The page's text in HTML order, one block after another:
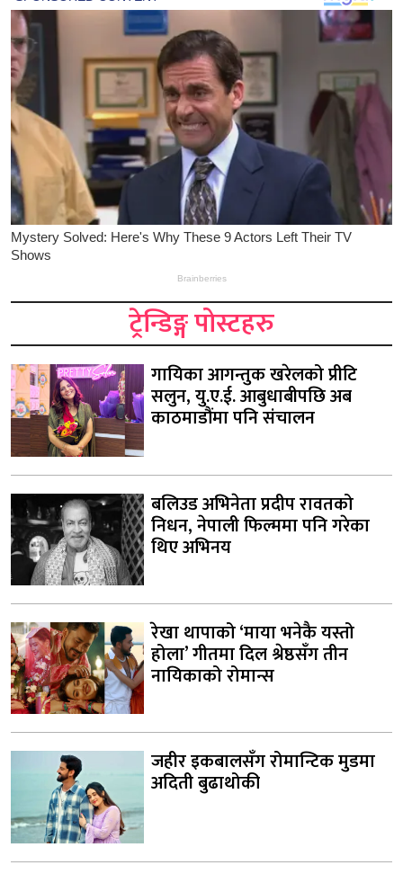
ट्रेन्डिङ्ग पोस्टहरु
गायिका आगन्तुक खरेलको प्रीटि
सलुन, यु.ए.ई. आबुधाबीपछि अब
काठमाडौंमा पनि संचालन
बलिउड अभिनेता प्रदीप रावतको
निधन, नेपाली फिल्ममा पनि गरेका
थिए अभिनय
रेखा थापाको ‘माया भनेकै यस्तो
होला’ गीतमा दिल श्रेष्ठसँग तीन
नायिकाको रोमान्स
जहीर इकबालसँग रोमान्टिक मुडमा
अदिती बुढाथोकी